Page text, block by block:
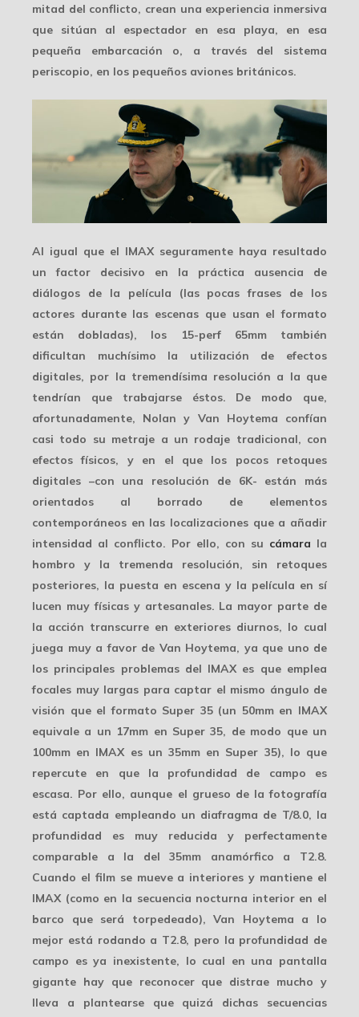
mitad del conflicto, crean una experiencia inmersiva
que sitúan al espectador en esa playa, en esa
pequeña embarcación o, a través del sistema
periscopio, en los pequeños aviones británicos.
Al igual que el IMAX seguramente haya resultado
un factor decisivo en la práctica ausencia de
diálogos de la película (las pocas frases de los
actores durante las escenas que usan el formato
están dobladas), los 15-perf 65mm también
dificultan muchísimo la utilización de efectos
digitales, por la tremendísima resolución a la que
tendrían que trabajarse éstos. De modo que,
afortunadamente, Nolan y Van Hoytema confían
casi todo su metraje a un rodaje tradicional, con
efectos físicos, y en el que los pocos retoques
digitales –con una resolución de 6K- están más
orientados al borrado de elementos
contemporáneos en las localizaciones que a añadir
intensidad al conflicto. Por ello, con su cámara la
hombro y la tremenda resolución, sin retoques
posteriores, la puesta en escena y la película en sí
lucen muy físicas y artesanales. La mayor parte de
la acción transcurre en exteriores diurnos, lo cual
juega muy a favor de Van Hoytema, ya que uno de
los principales problemas del IMAX es que emplea
focales muy largas para captar el mismo ángulo de
visión que el formato Super 35 (un 50mm en IMAX
equivale a un 17mm en Super 35, de modo que un
100mm en IMAX es un 35mm en Super 35), lo que
repercute en que la profundidad de campo es
escasa. Por ello, aunque el grueso de la fotografía
está captada empleando un diafragma de T/8.0, la
profundidad es muy reducida y perfectamente
comparable a la del 35mm anamórfico a T2.8.
Cuando el film se mueve a interiores y mantiene el
IMAX (como en la secuencia nocturna interior en el
barco que será torpedeado), Van Hoytema a lo
mejor está rodando a T2.8, pero la profundidad de
campo es ya inexistente, lo cual en una pantalla
gigante hay que reconocer que distrae mucho y
lleva a plantearse que quizá dichas secuencias